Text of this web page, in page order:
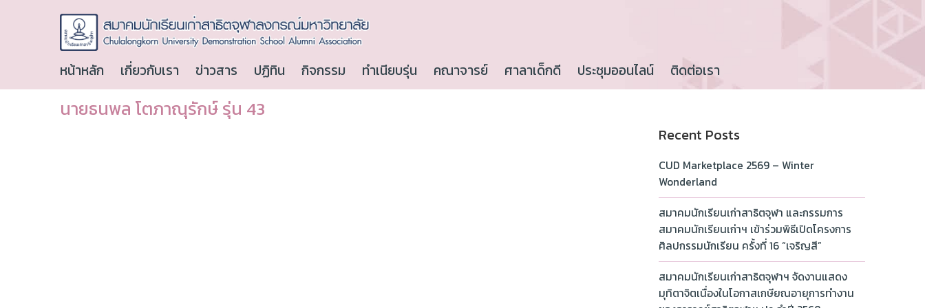
หน้าหลัก เกี่ยวกับเรา ข่าวสาร ปฏิทิน กิจกรรม ทำเนียบรุ่น คณาจารย์ ศาลาเด็กดี ประชุมออนไลน์ ติดต่อเรา
นายธนพล โตภาณุรักษ์ รุ่น 43
Recent Posts
CUD Marketplace 2569 – Winter
Wonderland
สมาคมนักเรียนเก่าสาธิตจุฬา และกรรมการ
สมาคมนักเรียนเก่าฯ เข้าร่วมพิธีเปิดโครงการ
ศิลปกรรมนักเรียน ครั้งที่ 16 “เจริญสี”
สมาคมนักเรียนเก่าสาธิตจุฬาฯ จัดงานแสดง
มุทิตาจิตเนื่องในโอกาสเกษียณอายุการทำงาน